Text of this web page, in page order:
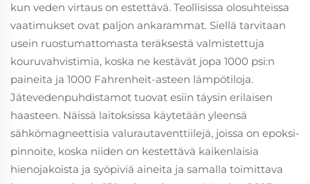
kun veden virtaus on estettävä. Teollisissa olosuhteissa
vaatimukset ovat paljon ankarammat. Siellä tarvitaan
usein ruostumattomasta teräksestä valmistettuja
kouruvahvistimia, koska ne kestävät jopa 1000 psi:n
paineita ja 1000 Fahrenheit-asteen lämpötiloja.
Jätevedenpuhdistamot tuovat esiin täysin erilaisen
haasteen. Näissä laitoksissa käytetään yleensä
sähkömagneettisia valurautaventtiilejä, joissa on epoksi-
pinnoite, koska niiden on kestettävä kaikenlaisia
hienojakoista ja syöpiviä aineita ja samalla toimittava